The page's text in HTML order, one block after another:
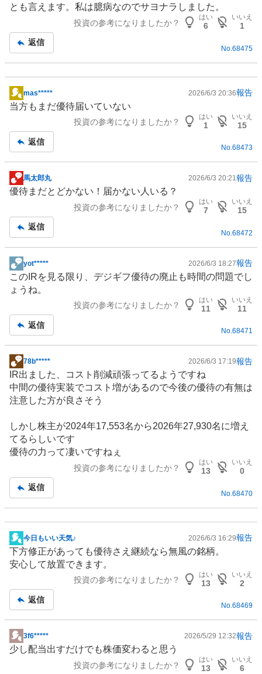
とも言えます。私は臆病なのでサヨナラしました。
投資の参考になりましたか？
はい
6
いいえ
1
返信
No. 68475
掲
示
事
mas***** 2026/6/3 20:36報告
当方もまだ優待届いていない
投資の参考になりましたか？
はい
1
いいえ
15
返信
No.68473
掲
示
事
馬太郎丸 2026/6/3 20:21報告
優待まだとどかない！届かない人いる？
投資の参考になりましたか？
はい
7
いいえ
15
返信
No. 68472
掲
示
板
yot***** 2026/6/3 18:27報告
この IRを見る限り、デジギフ優待の廃止も時間の問題でし
ょうね。
投資の参考になりましたか？
はい
11
いいえ
11
返信
No.68471
掲
示
板
記
78b***** 2026/6/3 17:19報告
IR出ました、コスト削減頑張ってるようですね
中間の優待実装でコスト増があるので今後の優待の有無は
注意した方が良さそう
しかし株主が2024年17,553名から2026年27,930名に増え
てるらしいです
優待の力って凄いですねぇ
投資の参考になりましたか？
はい
13
いいえ
0
返信
No. 68470
掲
示
板
今日もいい天気♪ 2026/6/3 16:29報告
下方修正があっても優待さえ継続なら無風の銘柄。
安心して放置できます。
投資の参考になりましたか？
はい
13
いいえ
2
返信
No.68469
掲
示
3f6***** 2026/5/29 12:32報告
少し配当出すだけでも株価変わると思う
投資の参考になりましたか？
はい
13
いいえ
6